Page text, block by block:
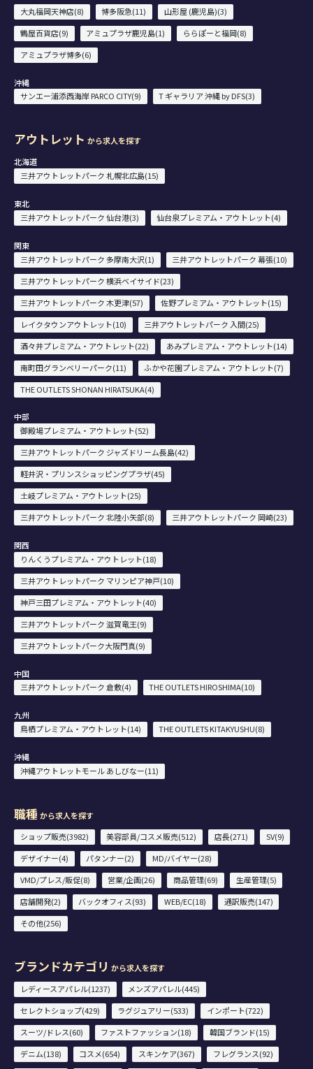
大丸福岡天神店(8) 博多阪急(11)
山形屋 (鹿児島)(3)
鶴屋百貨店(9)
アミュプラザ鹿児島(1)
ららぽーと福岡(8)
アミュプラザ博多(6)
沖縄
サンエー浦添西海岸 PARCO CITY(9)
T ギャラリア 沖縄 by DFS(3)
アウトレット から求人を探す
北海道
三井アウトレットパーク 札幌北広島(15)
東北
三井アウトレットパーク 仙台港(3)
仙台泉プレミアム・アウトレット(4)
関東
三井アウトレットパーク 多摩南大沢(1)
三井アウトレットパーク 幕張(10)
三井アウトレットパーク 横浜ベイサイド(23)
三井アウトレットパーク 木更津(57)
佐野プレミアム・アウトレット(15)
レイクタウンアウトレット(10)
三井アウトレットパーク 入間(25)
酒々井プレミアム・アウトレット(22)
あみプレミアム・アウトレット(14)
南町田グランベリーパーク(11)
ふかや花園プレミアム・アウトレット(7)
THE OUTLETS SHONAN HIRATSUKA(4)
中部
御殿場プレミアム・アウトレット(52)
三井アウトレットパーク ジャズドリーム長島(42)
軽井沢・プリンスショッピングプラザ(45)
土岐プレミアム・アウトレット(25)
三井アウトレットパーク 北陸小矢部(8)
三井アウトレットパーク 岡崎(23)
関西
りんくうプレミアム・アウトレット(18)
三井アウトレットパーク マリンピア神戸(10)
神戸三田プレミアム・アウトレット(40)
三井アウトレットパーク 滋賀竜王(9)
三井アウトレットパーク大阪門真(9)
中国
三井アウトレットパーク 倉敷(4)
THE OUTLETS HIROSHIMA(10)
九州
鳥栖プレミアム・アウトレット(14)
THE OUTLETS KITAKYUSHU(8)
沖縄
沖縄アウトレットモール あしびなー(11)
職種 から求人を探す
ショップ販売(3982)
美容部員/コスメ販売(512) 店長(271)
SV(9)
デザイナー(4)
パタンナー(2)
MD/バイヤー(28)
VMD/プレス/販促(8)
営業/企画(26) 商品管理(69)
生産管理(5)
店舗開発(2)
バックオフィス(93) WEB/EC(18)
通訳販売(147)
その他(256)
ブランドカテゴリ から求人を探す
レディースアパレル(1237)
メンズアパレル(445)
セレクトショップ(429)
ラグジュアリー(533)
インポート(722)
スーツ/ドレス(60)
ファストファッション(18)
韓国ブランド(15)
デニム(138)
コスメ(654) スキンケア(367)
フレグランス(92)